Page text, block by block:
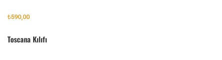
₺590,00
Toscana Kılıfı